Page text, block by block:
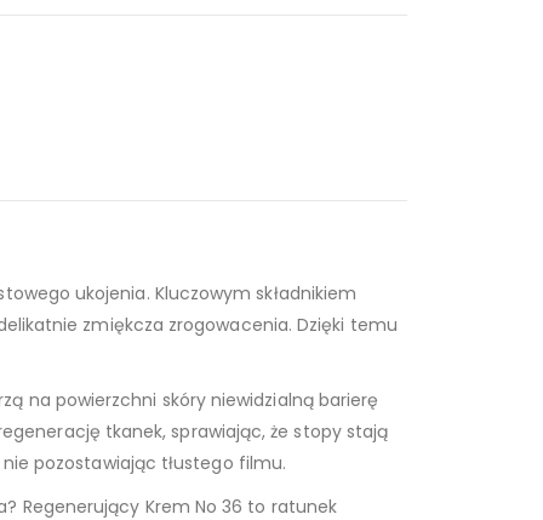
ukojenia. Kluczowym składnikiem
zmiękcza zrogowacenia. Dzięki temu
na powierzchni skóry niewidzialną barierę
tkanek, sprawiając, że stopy stają
pozostawiając tłustego filmu.
Regenerujący Krem No 36 to ratunek